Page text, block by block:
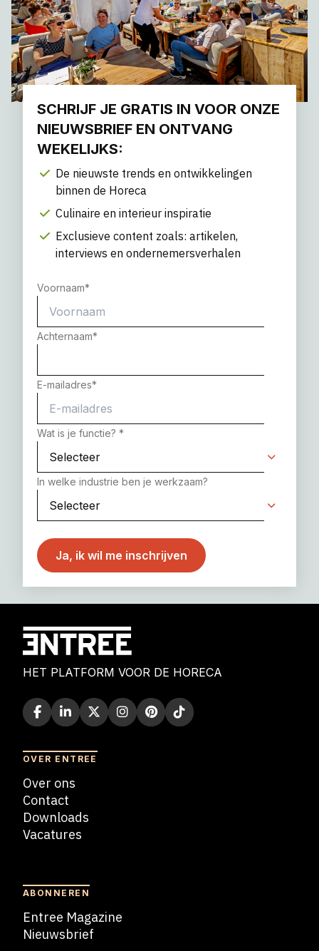
SCHRIJF JE GRATIS IN VOOR ONZE
NIEUWSBRIEF EN ONTVANG
WEKELIJKS:
De nieuwste trends en ontwikkelingen
binnen de Horeca
Culinaire en interieur inspiratie
Exclusieve content zoals: artikelen,
interviews en ondernemersverhalen
Voornaam*
Achternaam*
E-mailadres*
Wat is je functie? *
In welke industrie ben je werkzaam?
HET PLATFORM VOOR DE HORECA
OVER ENTREE
Over ons
Contact
Downloads
Vacatures
ABONNEREN
Entree Magazine
Nieuwsbrief